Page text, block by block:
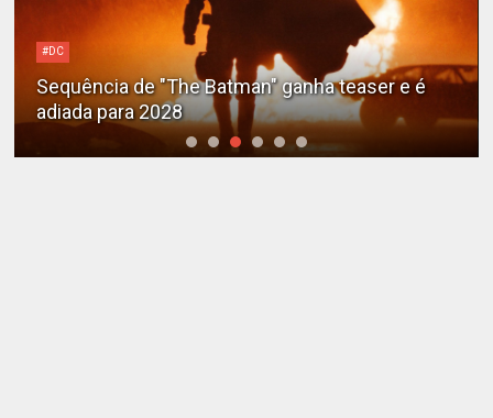
Alejandro G. Iñárritu
Tom Cruise surge totalmente irreconhecível e
calvo no trailer caótico de 'Digger'